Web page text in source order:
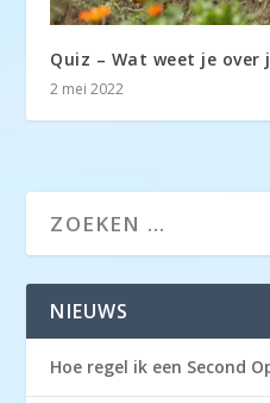
Quiz – Wat weet je over
2 mei 2022
NIEUWS
Hoe regel ik een Second